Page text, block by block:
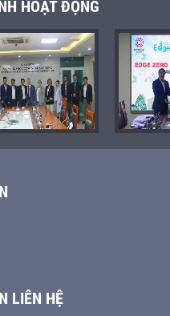
HOẠT ĐỘNG
LIÊN HỆ